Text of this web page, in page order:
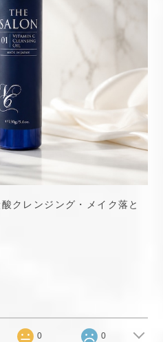
クレンジング・メイク落と
0 0